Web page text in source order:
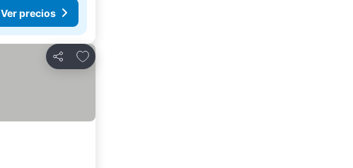
Ver precios
Compartir
Añadir a favoritos